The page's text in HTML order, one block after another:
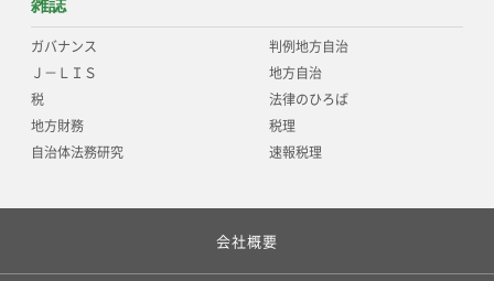
雑誌
ガバナンス
Ｊ－ＬＩＳ
税
地方財務
自治体法務研究
判例地方自治
地方自治
法律のひろば
税理
速報税理
会社概要